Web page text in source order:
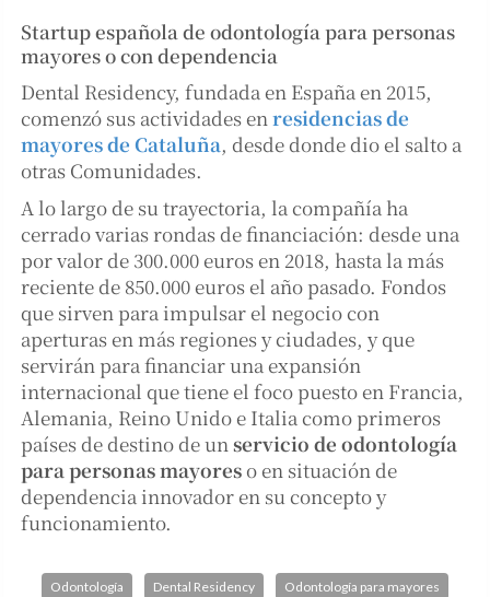
Startup española de odontología para personas
mayores o con dependencia
Dental Residency, fundada en España en 2015,
comenzó sus actividades enresidencias de
mayores de Cataluña, desde donde dio el salto a
otras Comunidades.
A lo largo de su trayectoria, la compañía ha
cerrado varias rondas de financiación: desde una
por valor de 300.000 euros en 2018, hasta la más
reciente de 850.000 euros el año pasado. Fondos
que sirven para impulsar el negocio con
aperturas en más regiones y ciudades, y que
servirán para financiar una expansión
internacional que tiene el foco puesto en Francia,
Alemania, Reino Unido e Italia como primeros
países de destino de unservicio de odontología
para personas mayoreso en situación de
dependencia innovador en su concepto y
funcionamiento.
Odontología Dental Residency Odontología para mayores